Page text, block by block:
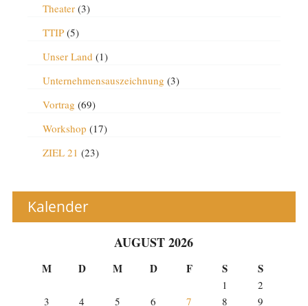
Theater(3)
TTIP(5)
Unser Land (1)
Unternehmensauszeichnung (3)
Vortrag (69)
Workshop (17)
ZIEL 21 (23)
Kalender
AUGUST 2026
M D M D F S S
1
2
3
4 5 6 7 8 9